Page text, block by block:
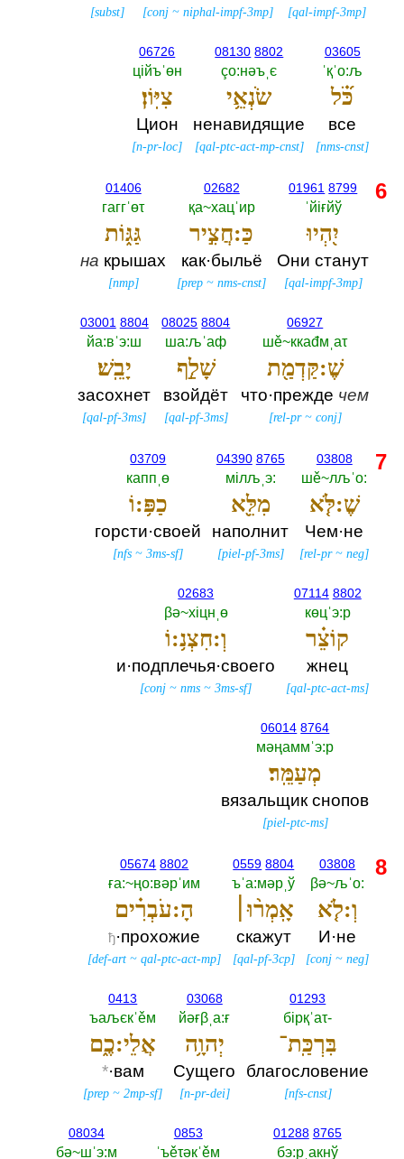
[qal-impf-3mp]
[conj ~niphal-impf-3mp]
[subst]
03605
ˈқˈо:љ
כֹּ֝֗ל
все
[nms-cnst]
08130 8802
çо:нәъˌє
שֹׂנְאֵ֥י
ненавидящие
[qal-ptc-act-mp-cnst]
06726
цiйъˈөн
צִיּֽוֹן׃
Цион
[n-pr-loc]
01961 8799
ˈйiғйў
יִ֭הְיוּ
Они станут
[qal-impf-3mp]
02682
қа~хацˈир
כַּ:חֲצִ֣יר
как·быльё
[prep ~nms-cnst]
01406
гаггˈөτ
גַּגּ֑וֹת
на крышах
[nmp]
06927
шě~ккаđмˌаτ
שֶׁ:קַּדְמַ֖ת
что·прежде чем
[rel-pr~ conj]
08025 8804
ша:љˈаф
שָׁלַ֣ף
взойдёт
[qal-pf-3ms]
03001 8804
йа:вˈэ:ш
יָבֵֽשׁ׃
засохнет
[qal-pf-3ms]
6
03808
шě~лљˈо:‎
שֶׁ:לֹּ֤א
Чем·не
[rel-pr~neg]
04390 8765
мiлљˌэ:‎
מִלֵּ֖א
наполнит
[piel-pf-3ms]
03709
каппˌө
כַפּ֥:וֹ
горсти·своей
[nfs ~3ms-sf]
07114 8802
көцˈэ:р
קוֹצֵ֗ר
жнец
[qal-ptc-act-ms]
02683
βә~хiцнˌө
וְ:חִצְנ֥:וֹ
и·подплечья·своего
[conj ~nms ~3ms-sf]
06014 8764
мәңаммˈэ:р
מְעַמֵּֽר׃
вязальщик снопов
[piel-ptc-ms]
7
03808
βә~љˈо:‎
וְ:לֹ֤א
И·не
[conj ~neg]
0559 8804
ъˈа:мәрˌў
אָֽמְר֨וּ׀
скажут
[qal-pf-3cp]
05674 8802
ға:~ңо:вәрˈим
הָ:עֹבְרִ֗ים
ђ·прохожие
[def-art ~qal-ptc-act-mp]
01293
бiрқˈаτ-‎
בִּרְכַּֽת־
благословение
[nfs-cnst]
03068
йәғβˌа:ғ
יְהוָ֥ה
Сущего
[n-pr-dei]
0413
ъаљєкˈěм
אֲלֵי:כֶ֑ם
*·вам
[prep ~2mp-sf]
01288 8765
бэ:рˌакнў
0853
ˈъěτәкˈěм
08034
бә~шˈэ:м
8